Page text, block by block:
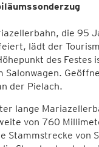
die 95
lädt der
des
Salonwagen.
der Pielach.
lange
von 760
Stammstrecke von